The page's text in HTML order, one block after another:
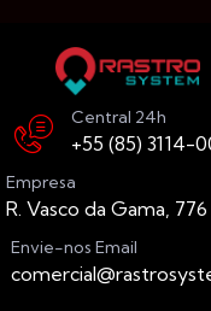
Central 24h
+55 (85) 3114-
Empresa
R. Vasco da Gama,
Envie-nos Email